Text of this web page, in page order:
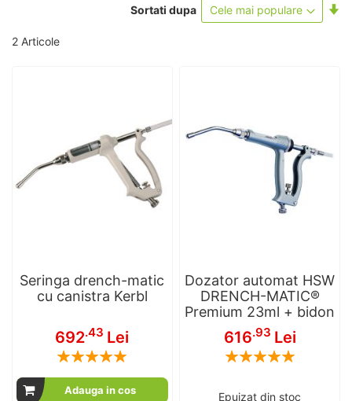
2 Articole
Sortati dupa
Seringa drench-matic
cu canistra Kerbl
692.43 Lei
Rating:
Adauga in cos
Dozator automat HSW
DRENCH-MATIC®
Premium 23ml + bidon
616.93 Lei
Rating:
Epuizat din stoc